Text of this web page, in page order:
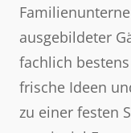
ausgebildeter
fachlich
frische Ideen
zu einer festen